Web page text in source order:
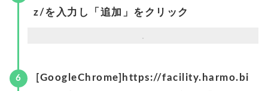
z/を入力し「追加」をクリック
[GoogleChrome]https://facility.harmo.bi